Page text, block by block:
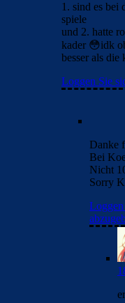
1. sind es bei
spiele
und 2. hatte
kader 😳idk
besser als
Loggen Sie
Danke
Bei
Nicht
Sorry